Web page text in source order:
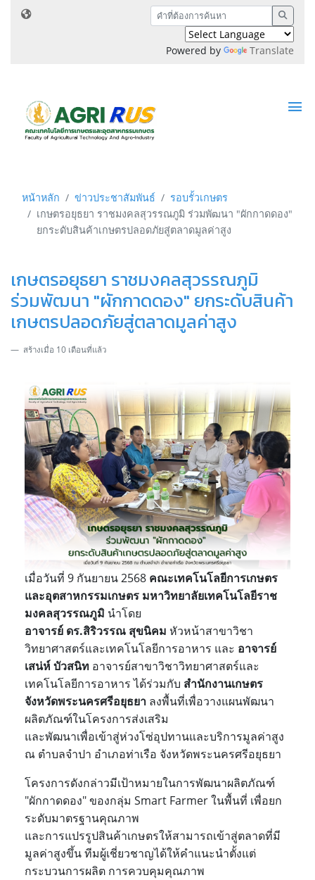
Powered by Translate
หน้าหลัก ข่าวประชาสัมพันธ์
รอบรั้วเกษตร
เกษตรอยุธยา ราชมงคลสุวรรณภูมิ ร่วมพัฒนา "ผักกาดดอง"
ยกระดับสินค้าเกษตรปลอดภัยสู่ตลาดมูลค่าสูง
เกษตรอยุธยา ราชมงคลสุวรรณภูมิ
ร่วมพัฒนา "ผักกาดดอง" ยกระดับสินค้า
เกษตรปลอดภัยสู่ตลาดมูลค่าสูง
สร้างเมื่อ 10 เดือนที่แล้ว
เมื่อวันที่ 9 กันยายน 2568 คณะเทคโนโลยีการเกษตร
และอุตสาหกรรมเกษตร มหาวิทยาลัยเทคโนโลยีราช
มงคลสุวรรณภูมิ นำโดย
อาจารย์ ดร.สิริวรรณ สุขนิคม หัวหน้าสาขาวิชา
วิทยาศาสตร์และเทคโนโลยีการอาหาร และ อาจารย์
เสน่ห์ บัวสนิท อาจารย์สาขาวิชาวิทยาศาสตร์และ
เทคโนโลยีการอาหาร ได้ร่วมกับ สำนักงานเกษตร
จังหวัดพระนครศรีอยุธยา ลงพื้นที่เพื่อวางแผนพัฒนา
ผลิตภัณฑ์ในโครงการส่งเสริม
และพัฒนาเพื่อเข้าสู่ห่วงโซ่อุปทานและบริการมูลค่าสูง
ณ ตำบลจำปา อำเภอท่าเรือ จังหวัดพระนครศรีอยุธยา
โครงการดังกล่าวมีเป้าหมายในการพัฒนาผลิตภัณฑ์
"ผักกาดดอง" ของกลุ่ม Smart Farmer ในพื้นที่ เพื่อยก
ระดับมาตรฐานคุณภาพ
และการแปรรูปสินค้าเกษตรให้สามารถเข้าสู่ตลาดที่มี
มูลค่าสูงขึ้น ทีมผู้เชี่ยวชาญได้ให้คำแนะนำตั้งแต่
กระบวนการผลิต การควบคุมคุณภาพ